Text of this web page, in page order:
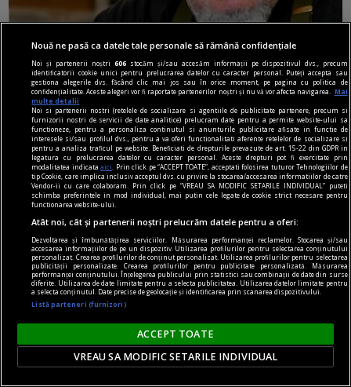
nici așa, nici altminteri
Cum trebuie să fie un președinte
Nu cred în nici o campanie electorală construită
pe negativitate, pe agresiune, pe obsesii strict
individuale.
Andrei PLEŞU
Nouă ne pasă ca datele tale personale să rămână confidențiale
Noi și partenerii noștri606 stocăm și/sau accesăm informații pe dispozitivul dvs., precum
identificatorii cookie unici pentru prelucrarea datelor cu caracter personal. Puteți accepta sau
gestiona alegerile dvs. făcând clic mai jos sau în orice moment, pe pagina cu politica de
confidențialitate. Aceste alegeri vor fi raportate partenerilor noștri și nu vă vor afecta navigarea.
Mai
multe detalii
Noi si partenerii nostri (retelele de socializare si agentiile de publicitate partenere, precum si
furnizorii nostri de servicii de date analitice) prelucram date pentru a permite website-ului sa
functioneze, pentru a personaliza continutul si anunturile publicitare afisate in functie de
interesele si/sau profilul dvs., pentru a va oferi functionalitati aferente retelelor de socializare si
pentru a analiza traficul pe website. Beneficiati de drepturile prevazute de art. 15-22 din GDPR in
legatura cu prelucrarea datelor cu caracter personal. Aceste drepturi pot fi exercitate prin
modalitatea indicataaici
. Prin click pe “ACCEPT TOATE”, acceptati folosirea tuturor Tehnologiilor de
tip Cookie, care implica inclusiv acceptul dvs. cu privire la stocarea/accesarea informatiilor de catre
Vendor-ii cu care colaboram. Prin click pe “VREAU SA MODIFIC SETARILE INDIVIDUAL” puteti
schimba preferintele in mod individual, mai putin cele legate de cookie strict necesare pentru
functionarea website-ului.
Atât noi, cât și partenerii noștri prelucrăm datele pentru a oferi:
Dezvoltarea și îmbunătățirea serviciilor. Măsurarea performanței reclamelor. Stocarea și/sau
accesarea informațiilor de pe un dispozitiv. Utilizarea profilurilor pentru selectarea conținutului
personalizat. Crearea profilurilor de conținut personalizat. Utilizarea profilurilor pentru selectarea
publicității personalizate. Crearea profilurilor pentru publicitate personalizată. Măsurarea
performanței conținutului. Înțelegerea publicului prin statistici sau combinații de date din surse
diferite. Utilizarea de date limitate pentru a selecta publicitatea. Utilizarea datelor limitate pentru
a selecta conținutul. Date precise de geolocație și identificarea prin scanarea dispozitivului.
Listă parteneri (furnizori)
ACCEPT TOATE
VREAU SA MODIFIC SETARILE INDIVIDUAL